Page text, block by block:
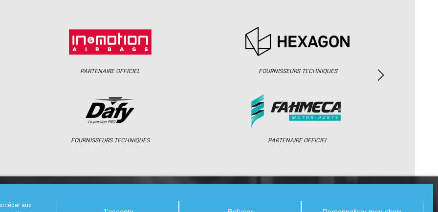
aux
PARTENAIRE OFFICIEL
FOURNISSEURS TECHNIQUES
FOURNISSEURS TECHNIQUES
PARTENAIRE OFFICIEL
CALENDRIER RÉSULTATS PHOTOS / WEB TV PARTENAIRES PRESSE